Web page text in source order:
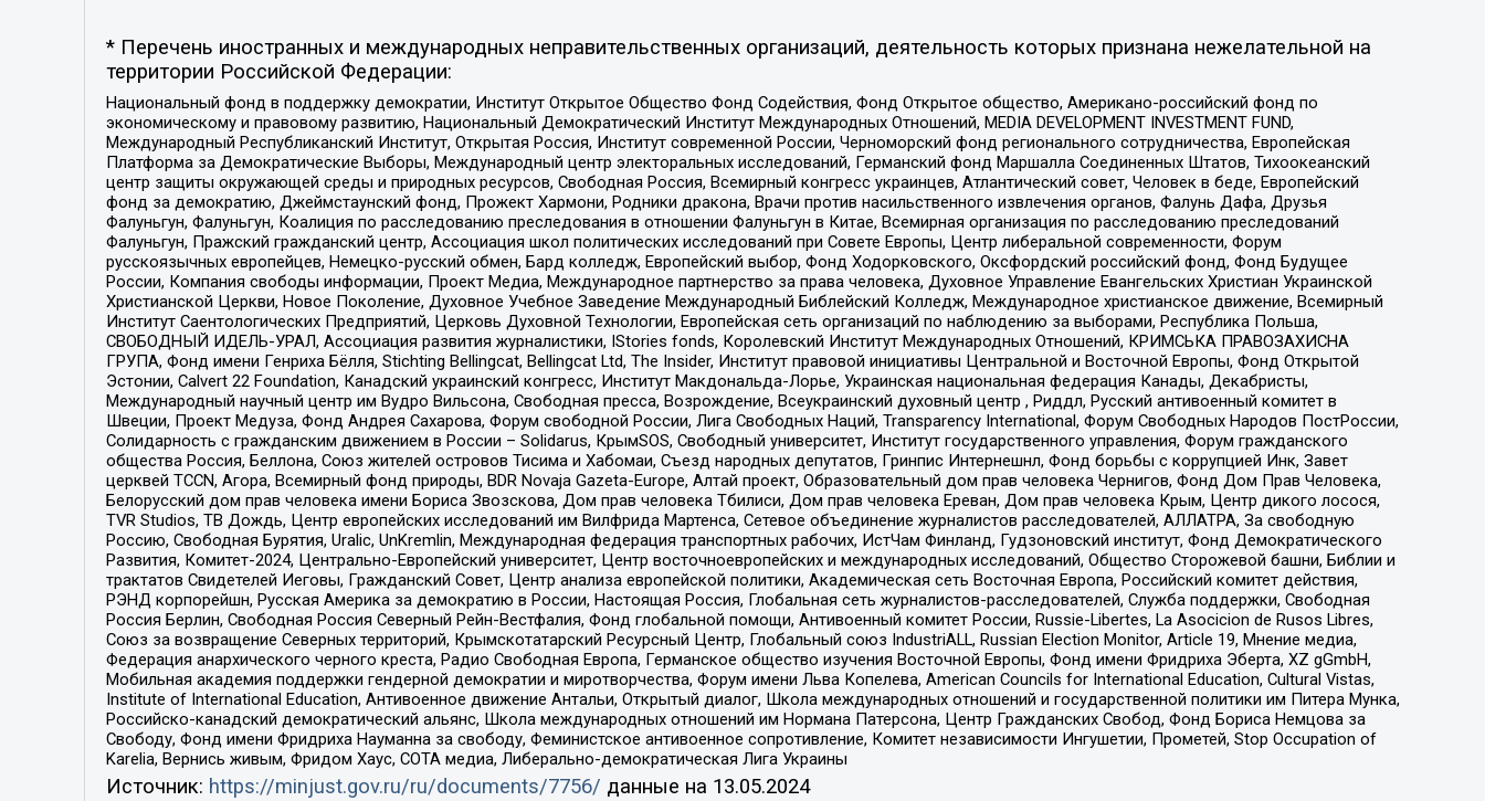
* Перечень иностранных и международных неправительственных организаций, деятельность которых признана нежелательной на
территории Российской Федерации:
Национальный фонд в поддержку демократии, Институт Открытое Общество Фонд Содействия, Фонд Открытое общество, Американо-российский фонд по
экономическому и правовому развитию, Национальный Демократический Институт Международных Отношений, MEDIA DEVELOPMENT INVESTMENT FUND,
Международный Республиканский Институт, Открытая Россия, Институт современной России, Черноморский фонд регионального сотрудничества, Европейская
Платформа за Демократические Выборы, Международный центр электоральных исследований, Германский фонд Маршалла Соединенных Штатов, Тихоокеанский
центр защиты окружающей среды и природных ресурсов, Свободная Россия, Всемирный конгресс украинцев, Атлантический совет, Человек в беде, Европейский
фонд за демократию, Джеймстаунский фонд, Прожект Хармони, Родники дракона, Врачи против насильственного извлечения органов, Фалунь Дафа, Друзья
Фалуньгун, Фалуньгун, Коалиция по расследованию преследования в отношении Фалуньгун в Китае, Всемирная организация по расследованию преследований
Фалуньгун, Пражский гражданский центр, Ассоциация школ политических исследований при Совете Европы, Центр либеральной современности, Форум
русскоязычных европейцев, Немецко-русский обмен, Бард колледж, Европейский выбор, Фонд Ходорковского, Оксфордский российский фонд, Фонд Будущее
России, Компания свободы информации, Проект Медиа, Международное партнерство за права человека, Духовное Управление Евангельских Христиан Украинской
Христианской Церкви, Новое Поколение, Духовное Учебное Заведение Международный Библейский Колледж, Международное христианское движение, Всемирный
Институт Саентологических Предприятий, Церковь Духовной Технологии, Европейская сеть организаций по наблюдению за выборами, Республика Польша,
СВОБОДНЫЙ ИДЕЛЬ-УРАЛ, Ассоциация развития журналистики, IStories fonds, Королевский Институт Международных Отношений, КРИМСЬКА ПРАВОЗАХИСНА
ГРУПА, Фонд имени Генриха Бёлля, Stichting Bellingcat, Bellingcat Ltd, The Insider, Институт правовой инициативы Центральной и Восточной Европы, Фонд Открытой
Эстонии, Calvert 22 Foundation, Канадский украинский конгресс, Институт Макдональда-Лорье, Украинская национальная федерация Канады, Декабристы,
Международный научный центр им Вудро Вильсона, Свободная пресса, Возрождение, Всеукраинский духовный центр , Риддл, Русский антивоенный комитет в
Швеции, Проект Медуза, Фонд Андрея Сахарова, Форум свободной России, Лига Свободных Наций, Transparеncy International, Форум Свободных Народов ПостРоссии,
Солидарность с гражданским движением в России – Solidarus, КрымSOS, Свободный университет, Институт государственного управления, Форум гражданского
общества Россия, Беллона, Союз жителей островов Тисима и Хабомаи, Съезд народных депутатов, Гринпис Интернешнл, Фонд борьбы с коррупцией Инк, Завет
церквей TCCN, Агора, Всемирный фонд природы, BDR Novaja Gazeta-Europe, Алтай проект, Образовательный дом прав человека Чернигов, Фонд Дом Прав Человека,
Белорусский дом прав человека имени Бориса Звозскова, Дом прав человека Тбилиси, Дом прав человека Ереван, Дом прав человека Крым, Центр дикого лосося,
TVR Studios, ТВ Дождь, Центр европейских исследований им Вилфрида Мартенса, Сетевое объединение журналистов расследователей, АЛЛАТРА, За свободную
Россию, Свободная Бурятия, Uralic, UnKremlin, Международная федерация транспортных рабочих, ИстЧам Финланд, Гудзоновский институт, Фонд Демократического
Развития, Комитет-2024, Центрально-Европейский университет, Центр восточноевропейских и международных исследований, Общество Сторожевой башни, Библии и
трактатов Свидетелей Иеговы, Гражданский Совет, Центр анализа европейской политики, Академическая сеть Восточная Европа, Российский комитет действия,
РЭНД корпорейшн, Русская Америка за демократию в России, Настоящая Россия, Глобальная сеть журналистов-расследователей, Служба поддержки, Свободная
Россия Берлин, Свободная Россия Северный Рейн-Вестфалия, Фонд глобальной помощи, Антивоенный комитет России, Russie-Libertes, La Asocicion de Rusos Libres,
Союз за возвращение Северных территорий, Крымскотатарский Ресурсный Центр, Глобальный союз IndustriALL, Russian Election Monitor, Article 19, Мнение медиа,
Федерация анархического черного креста, Радио Свободная Европа, Германское общество изучения Восточной Европы, Фонд имени Фридриха Эберта, XZ gGmbH,
Мобильная академия поддержки гендерной демократии и миротворчества, Форум имени Льва Копелева, American Councils for International Education, Cultural Vistas,
Institute of International Education, Антивоенное движение Антальи, Открытый диалог, Школа международных отношений и государственной политики им Питера Мунка,
Российско-канадский демократический альянс, Школа международных отношений им Нормана Патерсона, Центр Гражданских Свобод, Фонд Бориса Немцова за
Свободу, Фонд имени Фридриха Науманна за свободу, Феминистское антивоенное сопротивление, Комитет независимости Ингушетии, Прометей, Stop Occupation of
Karelia, Вернись живым, Фридом Хаус, СОТА медиа, Либерально-демократическая Лига Украины
Источник: https://minjust.gov.ru/ru/documents/7756/ данные на 13.05.2024